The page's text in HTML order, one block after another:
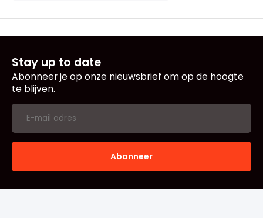
Stay up to date
Abonneer je op onze nieuwsbrief om op de hoogte
te blijven.
Abonneer